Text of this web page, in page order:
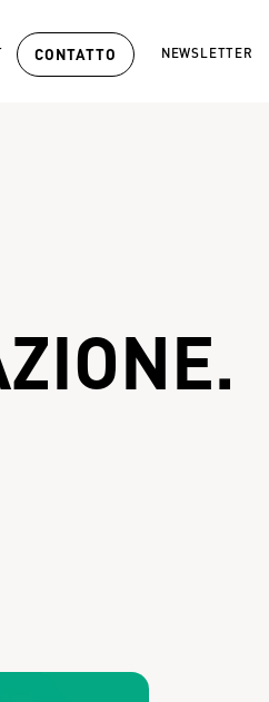
CONTATTO NEWSLETTER